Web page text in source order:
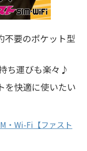
不要のポケット型
ち運びも楽々♪
を快適に使いたい
・Wi-Fi【ファスト